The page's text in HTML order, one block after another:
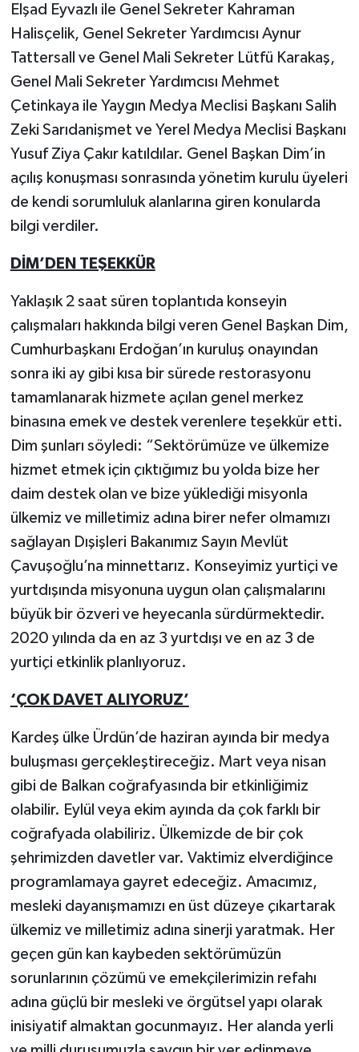
Elşad Eyvazlı ile Genel Sekreter Kahraman
Halisçelik, Genel Sekreter Yardımcısı Aynur
Tattersall ve Genel Mali Sekreter Lütfü Karakaş,
Genel Mali Sekreter Yardımcısı Mehmet
Çetinkaya ile Yaygın Medya Meclisi Başkanı Salih
Zeki Sarıdanişmet ve Yerel Medya Meclisi Başkanı
Yusuf Ziya Çakır katıldılar. Genel Başkan Dim’in
açılış konuşması sonrasında yönetim kurulu üyeleri
de kendi sorumluluk alanlarına giren konularda
bilgi verdiler.
DİM’DEN TEŞEKKÜR
Yaklaşık 2 saat süren toplantıda konseyin
çalışmaları hakkında bilgi veren Genel Başkan Dim,
Cumhurbaşkanı Erdoğan’ın kuruluş onayından
sonra iki ay gibi kısa bir sürede restorasyonu
tamamlanarak hizmete açılan genel merkez
binasına emek ve destek verenlere teşekkür etti.
Dim şunları söyledi: “Sektörümüze ve ülkemize
hizmet etmek için çıktığımız bu yolda bize her
daim destek olan ve bize yüklediği misyonla
ülkemiz ve milletimiz adına birer nefer olmamızı
sağlayan Dışişleri Bakanımız Sayın Mevlüt
Çavuşoğlu’na minnettarız. Konseyimiz yurtiçi ve
yurtdışında misyonuna uygun olan çalışmalarını
büyük bir özveri ve heyecanla sürdürmektedir.
2020 yılında da en az 3 yurtdışı ve en az 3 de
yurtiçi etkinlik planlıyoruz.
‘ÇOK DAVET ALIYORUZ’
Kardeş ülke Ürdün’de haziran ayında bir medya
buluşması gerçekleştireceğiz. Mart veya nisan
gibi de Balkan coğrafyasında bir etkinliğimiz
olabilir. Eylül veya ekim ayında da çok farklı bir
coğrafyada olabiliriz. Ülkemizde de bir çok
şehrimizden davetler var. Vaktimiz elverdiğince
programlamaya gayret edeceğiz. Amacımız,
mesleki dayanışmamızı en üst düzeye çıkartarak
ülkemiz ve milletimiz adına sinerji yaratmak. Her
geçen gün kan kaybeden sektörümüzün
sorunlarının çözümü ve emekçilerimizin refahı
adına güçlü bir mesleki ve örgütsel yapı olarak
inisiyatif almaktan gocunmayız. Her alanda yerli